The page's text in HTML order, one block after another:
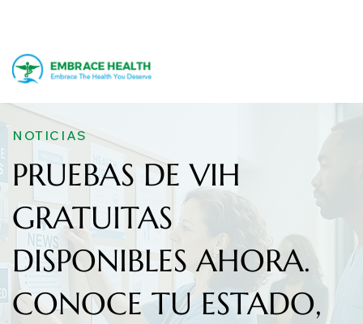
NOTICIAS
PRUEBAS DE VIH
GRATUITAS
DISPONIBLES AHORA.
CONOCE TU ESTADO,